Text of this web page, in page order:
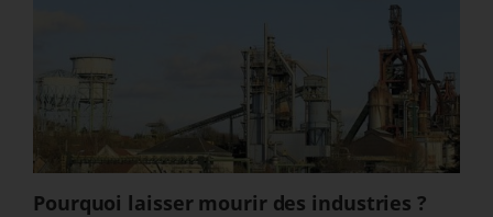
Pourquoi laisser mourir des industries ?